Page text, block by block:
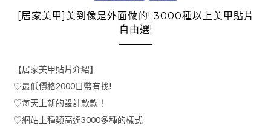
[居家美甲]美到像是外面做的! 3000種以上美甲貼片
自由選!
【居家美甲貼片介紹】
♡最低價格2000日幣有找!
♡每天上新的設計款款！
♡網站上種類高達3000多種的樣式